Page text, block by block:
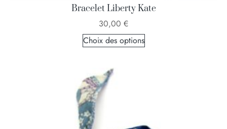
Bracelet Liberty Kate
30,00 €
Choix des options